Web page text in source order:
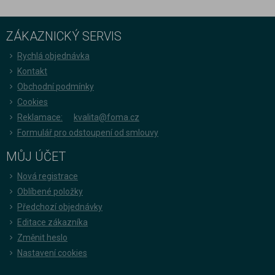
ZÁKAZNICKÝ SERVIS
Rychlá objednávka
Kontakt
Obchodní podmínky
Cookies
Reklamace:
kvalita@foma.cz
Formulář pro odstoupení od smlouvy
MŮJ ÚČET
Nová registrace
Oblíbené položky
Předchozí objednávky
Editace zákazníka
Změnit heslo
Nastavení cookies